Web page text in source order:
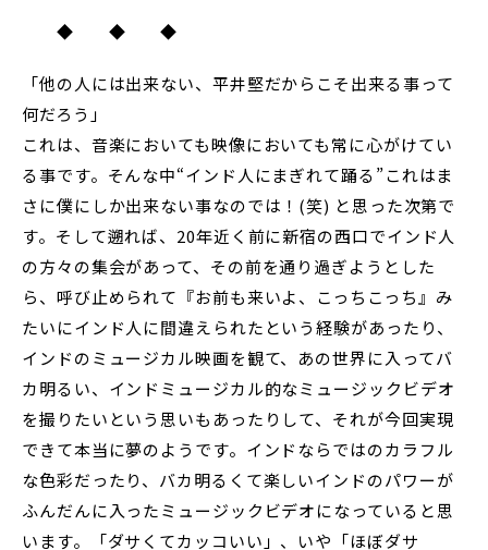
◆ ◆ ◆
「他の人には出来ない、平井堅だからこそ出来る事って
何だろう」
これは、音楽においても映像においても常に心がけてい
る事です。そんな中“インド人にまぎれて踊る”これはま
さに僕にしか出来ない事なのでは！(笑) と思った次第で
す。そして遡れば、20年近く前に新宿の西口でインド人
の方々の集会があって、その前を通り過ぎようとした
ら、呼び止められて『お前も来いよ、こっちこっち』み
たいにインド人に間違えられたという経験があったり、
インドのミュージカル映画を観て、あの世界に入ってバ
カ明るい、インドミュージカル的なミュージックビデオ
を撮りたいという思いもあったりして、それが今回実現
できて本当に夢のようです。インドならではのカラフル
な色彩だったり、バカ明るくて楽しいインドのパワーが
ふんだんに入ったミュージックビデオになっていると思
います。「ダサくてカッコいい」、いや「ほぼダサ